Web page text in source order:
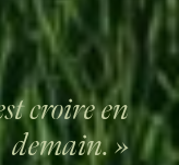
croire en
demain. »